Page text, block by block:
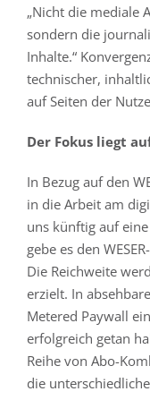
„Nicht die mediale
sondern die
Inhalte.“
technischer,
auf Seiten der
Der Fokus liegt
In Bezug auf den
in die Arbeit am
uns künftig auf
gebe es den
Die Reichweite
erzielt. In
Metered Paywall
erfolgreich getan
Reihe von Abo-
die